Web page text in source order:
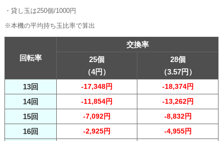
・貸し玉は250個/1000円
※本機の平均持ち玉比率で算出
回転率
交換率
25個
（4円）
28個
（3.57円）
13回
-17,348円 -18,374円
14回 -11,854円 -13,262円
15回 -7,092円 -8,832円
16回 -2,925円 -4,955円